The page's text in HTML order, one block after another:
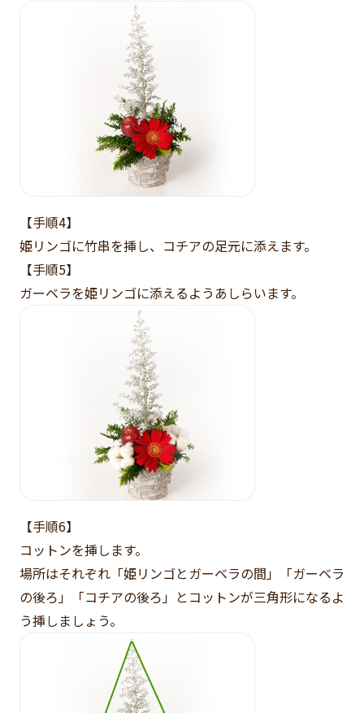
【手順4】
姫リンゴに竹串を挿し、コチアの足元に添えます。
【手順5】
ガーベラを姫リンゴに添えるようあしらいます。
【手順6】
コットンを挿します。
場所はそれぞれ「姫リンゴとガーベラの間」「ガーベラ
の後ろ」「コチアの後ろ」とコットンが三角形になるよ
う挿しましょう。